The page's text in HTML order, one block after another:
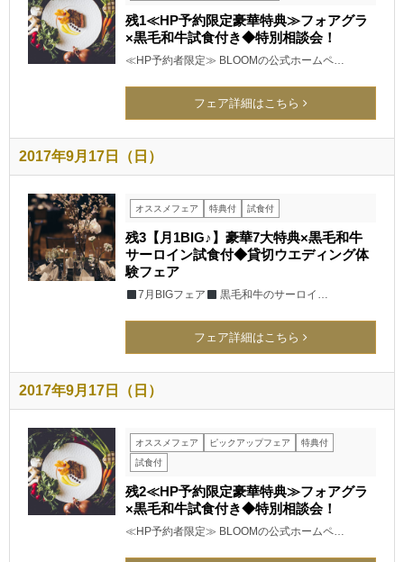
残1≪HP予約限定豪華特典≫フォアグラ
×黒毛和牛試食付き◆特別相談会！
≪HP予約者限定≫ BLOOMの公式ホームペ…
フェア詳細はこちら
2017年9月17日（日）
オススメフェア 特典付 試食付
残3【月1BIG♪】豪華7大特典×黒毛和牛
サーロイン試食付◆貸切ウエディング体
験フェア
7月BIGフェア 黒毛和牛のサーロイ…
フェア詳細はこちら
2017年9月17日（日）
オススメフェア ピックアップフェア
特典付
試食付
残2≪HP予約限定豪華特典≫フォアグラ
×黒毛和牛試食付き◆特別相談会！
≪HP予約者限定≫ BLOOMの公式ホームペ…